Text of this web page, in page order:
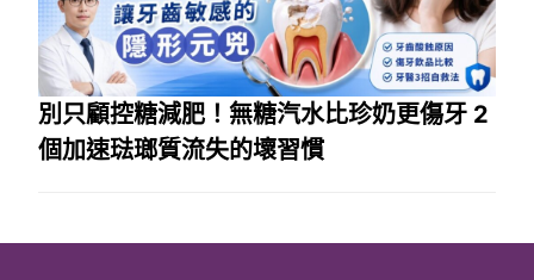
別只顧控糖減肥！無糖汽水比珍奶更傷牙 2
個加速琺瑯質流失的壞習慣